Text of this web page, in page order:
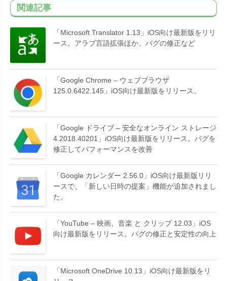
関連記事
「Microsoft Translator 1.13」iOS向け最新版をリリ
ース。アラブ言語拡張ほか、バグの修正など
「Google Chrome – ウェブブラウザ
125.0.6422.145」iOS向け最新版をリリース。
「Google ドライブ – 安全なオンライン ストレージ
4.2018.40201」iOS向け最新版をリリース。バグを
修正してパフォーマンスを改善
「Google カレンダー 2.56.0」iOS向け最新版リリ
ースで、「新しい日時の提案」機能が追加されまし
た。
「YouTube – 映画、音楽 と クリップ 12.03」iOS
向け最新版をリリース。バグの修正と安定性の向上
「Microsoft OneDrive 10.13」iOS向け最新版をリ